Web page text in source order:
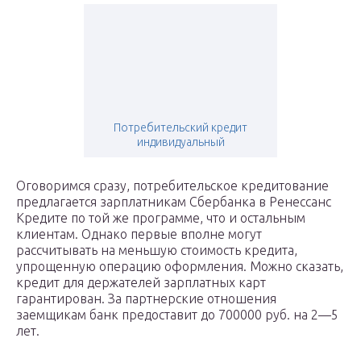
Потребительский кредит
индивидуальный
Оговоримся сразу, потребительское кредитование
предлагается зарплатникам Сбербанка в Ренессанс
Кредите по той же программе, что и остальным
клиентам. Однако первые вполне могут
рассчитывать на меньшую стоимость кредита,
упрощенную операцию оформления. Можно сказать,
кредит для держателей зарплатных карт
гарантирован. За партнерские отношения
заемщикам банк предоставит до 700000 руб. на 2—5
лет.